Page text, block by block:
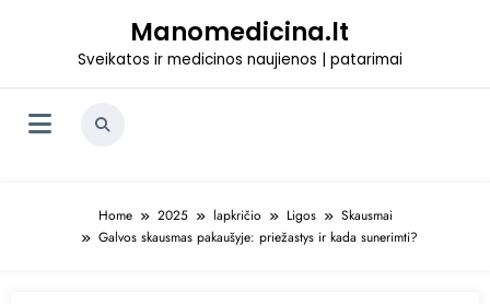
Manomedicina.lt
Sveikatos ir medicinos naujienos | patarimai
Home 2025 lapkričio Ligos
Skausmai
Galvos skausmas pakaušyje: priežastys ir kada sunerimti?